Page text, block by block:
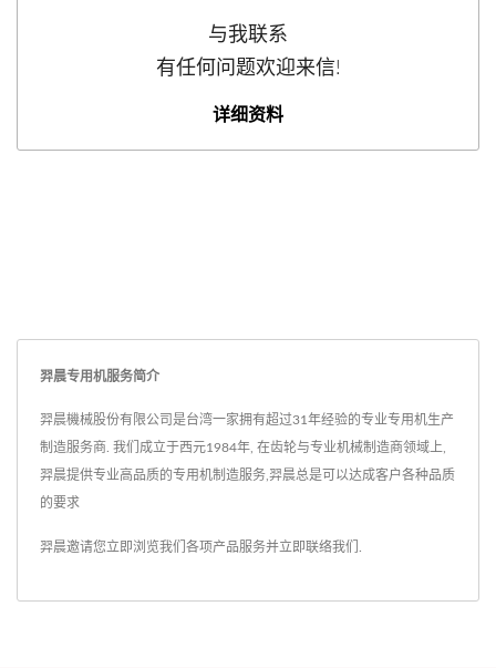
与我联系
有任何问题欢迎来信!
详细资料
羿晨专用机服务简介
羿晨機械股份有限公司是台湾一家拥有超过31年经验的专业专用机生产
制造服务商. 我们成立于西元1984年, 在齿轮与专业机械制造商领域上,
羿晨提供专业高品质的专用机制造服务,羿晨总是可以达成客户各种品质
的要求
羿晨邀请您立即浏览我们各项产品服务并立即联络我们